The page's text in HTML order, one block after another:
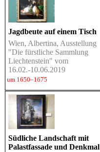
Jagdbeute auf einem Tisch
Wien, Albertina, Ausstellung
"Die fürstliche Sammlung
Liechtenstein" vom
16.02.-10.06.2019
um 1650–1675
Südliche Landschaft mit
Palastfassade und Denkmal